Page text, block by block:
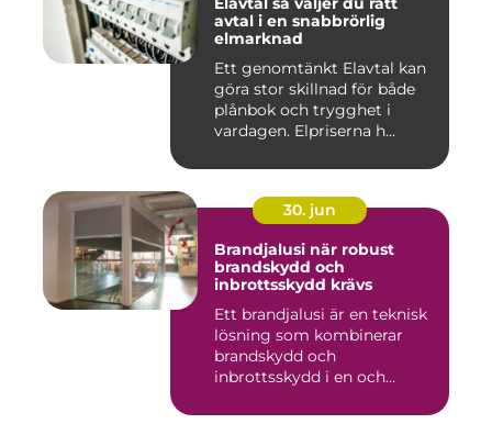
avtal i en snabbrörlig
elmarknad
Ett genomtänkt Elavtal kan
göra stor skillnad för både
plånbok och trygghet i
vardagen. Elpriserna h...
30. jun
Brandjalusi när robust
brandskydd och
inbrottsskydd krävs
Ett brandjalusi är en teknisk
lösning som kombinerar
brandskydd och
inbrottsskydd i en och